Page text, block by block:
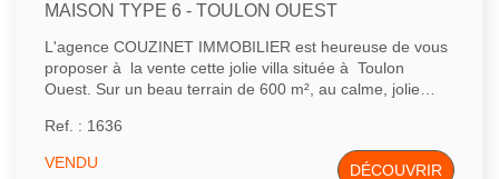
MAISON TYPE 6 - TOULON OUEST
L'agence COUZINET IMMOBILIER est heureuse de vous
proposer à la vente cette jolie villa située à Toulon
Ouest. Sur un beau terrain de 600 m², au calme, jolie
compose au rez-de-chaussée d'une entrée, de deux
chambres dont une avec salle d'eau et wc. Au premier
étage: un dégagement un salon donnant sur terrasse
Ref. : 1636
VENDU DÉCOUVRIR